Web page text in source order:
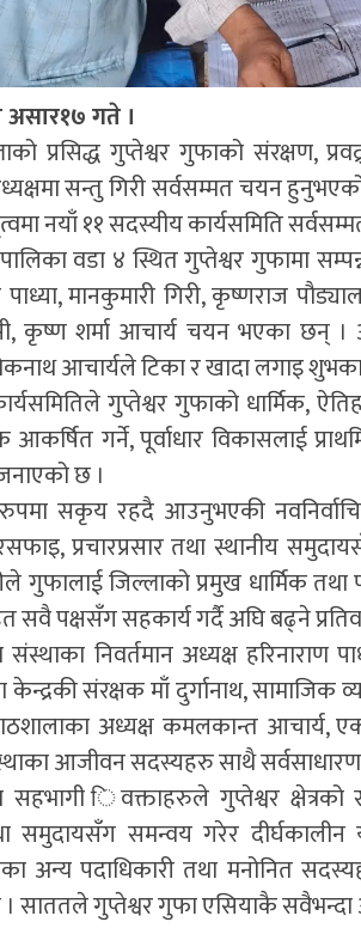
असार१७ गते ।
प्रसिद्ध गुप्तेश्वर गुफाको संरक्षण,
सन्तु गिरी सर्वसम्मत चयन
नयाँ ११ सदस्यीय कार्यसमिति
वडा ४ स्थित गुप्तेश्वर गुफामा
मानकुमारी गिरी, कृष्णराज
कृष्ण शर्मा आचार्य चयन भएका छन्
आचार्यले टिका र खादा लगाइ
गुप्तेश्वर गुफाको धार्मिक,
आकर्षित गर्ने, पूर्वाधार विकासलाई
छ ।
सकृय रहदै आउनुभएकी
प्रचारप्रसार तथा स्थानीय
गुफालाई जिल्लाको प्रमुख धार्मिक
सवै पक्षसँग सहकार्य गर्दै अघि बढ्ने
निवर्तमान अध्यक्ष हरिनाराण
केन्द्रकी संरक्षक माँ दुर्गानाथ, सामाजिक
अध्यक्ष कमलकान्त आचार्य,
आजीवन सदस्यहरु साथै
सहभागी िवक्ताहरुले गुप्तेश्वर
समुदायसँग समन्वय गरेर दीर्घकालीन
अन्य पदाधिकारी तथा मनोनित
साततले गुप्तेश्वर गुफा एसियाकै सवैभन्दा